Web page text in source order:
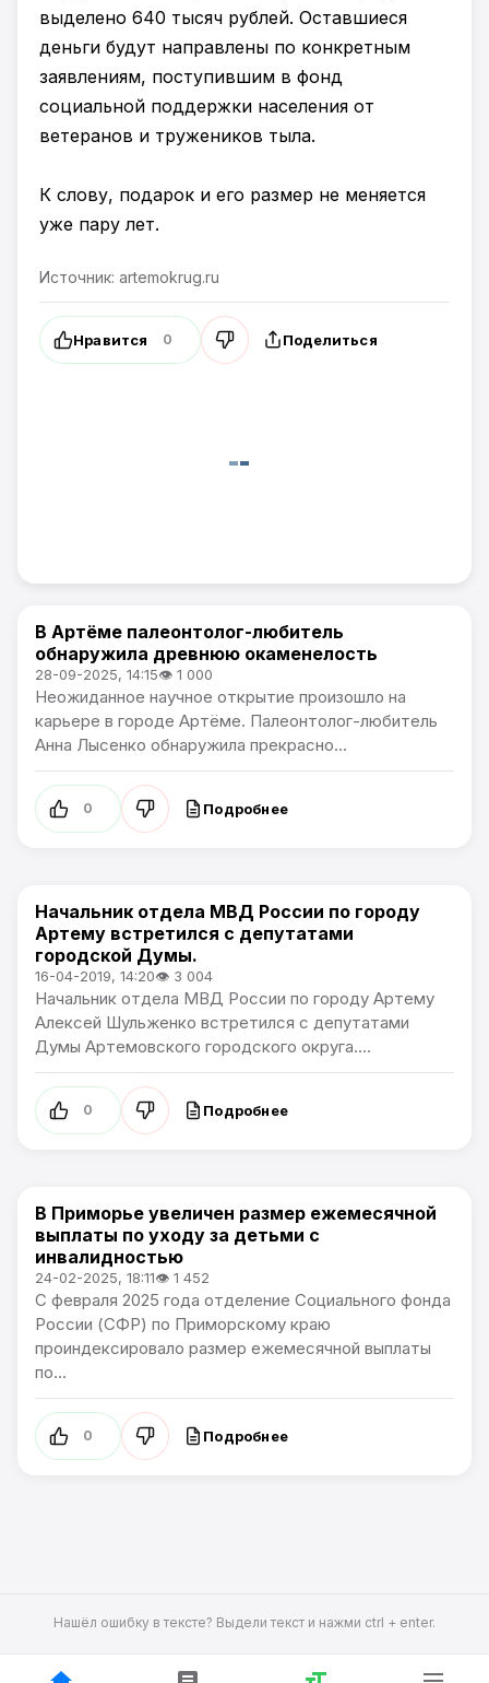
выделено 640 тысяч рублей. Оставшиеся
деньги будут направлены по конкретным
заявлениям, поступившим в фонд
социальной поддержки населения от
ветеранов и тружеников тыла.
К слову, подарок и его размер не меняется
уже пару лет.
Источник: artemokrug.ru
Нравится 0 Поделиться
Общество
В Артёме палеонтолог-любитель
обнаружила древнюю окаменелость
28-09-2025, 14:15👁 1 000
Неожиданное научное открытие произошло на
карьере в городе Артёме. Палеонтолог-любитель
Анна Лысенко обнаружила прекрасно...
0 Подробнее
Общество
Начальник отдела МВД России по городу
Артему встретился с депутатами
городской Думы.
16-04-2019, 14:20👁 3 004
Начальник отдела МВД России по городу Артему
Алексей Шульженко встретился с депутатами
Думы Артемовского городского округа....
0 Подробнее
Общество
В Приморье увеличен размер ежемесячной
выплаты по уходу за детьми с
инвалидностью
24-02-2025, 18:11👁 1 452
С февраля 2025 года отделение Социального фонда
России (СФР) по Приморскому краю
проиндексировало размер ежемесячной выплаты
по...
0 Подробнее
Нашёл ошибку в тексте? Выдели текст и нажми ctrl + enter.